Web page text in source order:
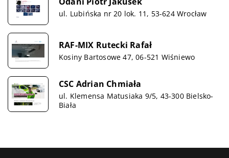
ul. Lubińska nr 20 lok. 11, 53-624 Wrocław
RAF-MIX Rutecki Rafał
Kosiny Bartosowe 47, 06-521 Wiśniewo
CSC Adrian Chmiała
ul. Klemensa Matusiaka 9/5, 43-300 Bielsko-
Biała